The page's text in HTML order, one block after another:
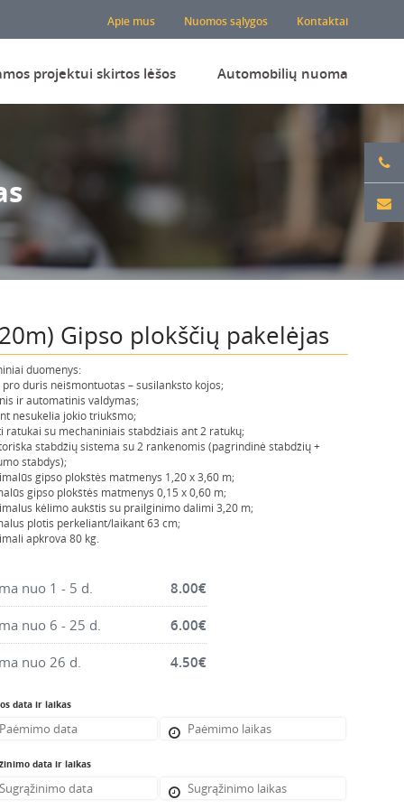
Apie mus Nuomos sąlygos Kontaktai
projektui skirtos lėšos Automobilių nuoma
Gipso plokščių pakelėjas
duomenys:
pro duris neišmontuotas – susilanksto kojos;
ir automatinis valdymas;
nesukelia jokio triukšmo;
ratukai su mechaniniais stabdžiais ant 2 ratukų;
stabdžių sistema su 2 rankenomis (pagrindinė stabdžių +
stabdys);
gipso plokštės matmenys 1,20 x 3,60 m;
gipso plokštės matmenys 0,15 x 0,60 m;
kėlimo aukštis su prailginimo dalimi 3,20 m;
plotis perkeliant/laikant 63 cm;
apkrova 80 kg.
nuo 1 - 5 d. 8.00€
nuo 6 - 25 d. 6.00€
nuo 26 d. 4.50€
data ir laikas
data ir laikas